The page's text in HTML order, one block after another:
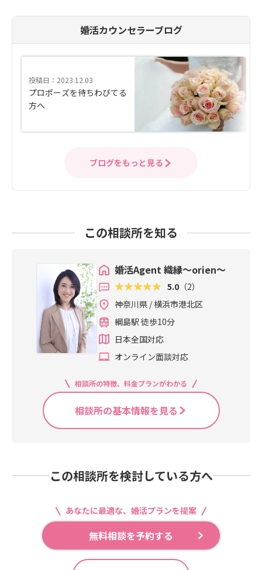
婚活カウンセラーブログ
投稿日：2023.12.03
プロポーズを待ちわびてる
方へ
ブログをもっと見る
この相談所を知る
婚活Agent 織縁～orien～
5.0 （2）
神奈川県 / 横浜市港北区
綱島駅 徒歩10分
日本全国対応
オンライン面談対応
相談所の特徴、料金プランがわかる
相談所の基本情報を見る
この相談所を検討している方へ
あなたに最適な、婚活プランを提案
無料相談を予約する